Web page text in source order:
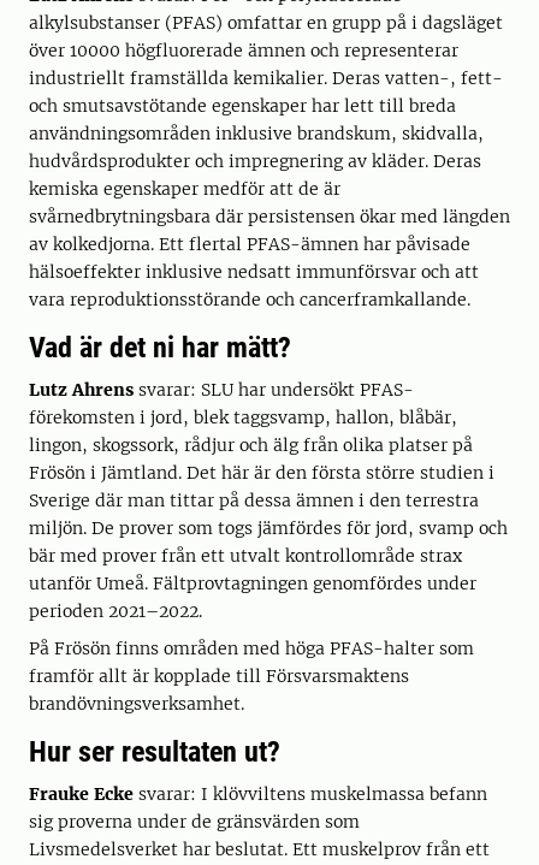
alkylsubstanser (PFAS) omfattar en grupp på i dagsläget
över 10000 högfluorerade ämnen och representerar
industriellt framställda kemikalier. Deras vatten-, fett-
och smutsavstötande egenskaper har lett till breda
användningsområden inklusive brandskum, skidvalla,
hudvårdsprodukter och impregnering av kläder. Deras
kemiska egenskaper medför att de är
svårnedbrytningsbara där persistensen ökar med längden
av kolkedjorna. Ett flertal PFAS-ämnen har påvisade
hälsoeffekter inklusive nedsatt immunförsvar och att
vara reproduktionsstörande och cancerframkallande.
Vad är det ni har mätt?
Lutz Ahrens svarar: SLU har undersökt PFAS-
förekomsten i jord, blek taggsvamp, hallon, blåbär,
lingon, skogssork, rådjur och älg från olika platser på
Frösön i Jämtland. Det här är den första större studien i
Sverige där man tittar på dessa ämnen i den terrestra
miljön. De prover som togs jämfördes för jord, svamp och
bär med prover från ett utvalt kontrollområde strax
utanför Umeå. Fältprovtagningen genomfördes under
perioden 2021–2022.
På Frösön finns områden med höga PFAS-halter som
framför allt är kopplade till Försvarsmaktens
brandövningsverksamhet.
Hur ser resultaten ut?
Frauke Ecke svarar: I klövviltens muskelmassa befann
sig proverna under de gränsvärden som
Livsmedelsverket har beslutat. Ett muskelprov från ett